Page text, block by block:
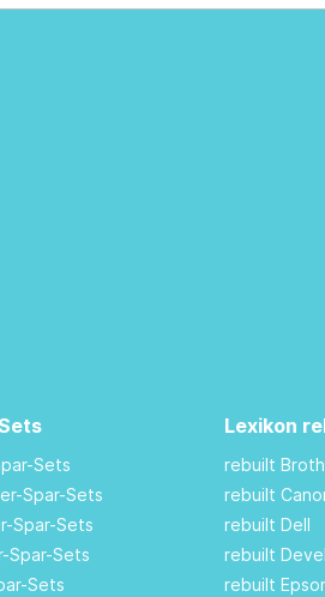
Sets
Spar-Sets
Spar-Sets
Spar-Sets
Sets
Lexikon
rebuilt
rebuilt
rebuilt Dell
rebuilt
rebuilt